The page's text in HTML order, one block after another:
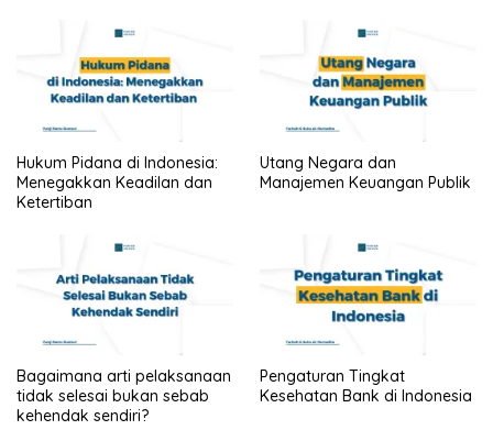
Hukum Pidana di Indonesia:
Menegakkan Keadilan dan
Ketertiban
Utang Negara dan
Manajemen Keuangan Publik
Bagaimana arti pelaksanaan
tidak selesai bukan sebab
kehendak sendiri?
Pengaturan Tingkat
Kesehatan Bank di Indonesia